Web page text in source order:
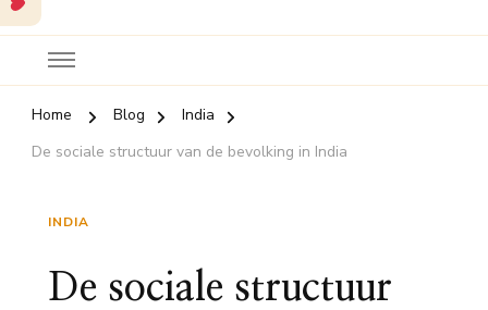
Home Blog
India
De sociale structuur van de bevolking in India
INDIA
De sociale structuur